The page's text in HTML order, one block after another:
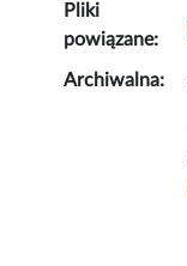
Pliki
powiązane:
Archiwalna: